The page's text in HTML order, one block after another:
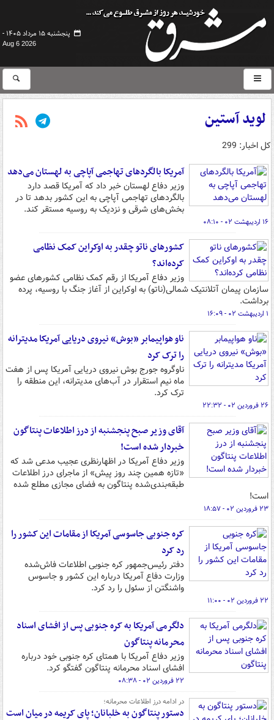
پنجشنبه ۱۵ مرداد ۱۴۰۵ -
Aug 6 2026
لوید آستین
کل اخبار: 299
آمریکا بالگردهای تهاجمی آپاچی به لهستان می‌دهد
وزیر دفاع لهستان خبر داد که آمریکا قصد دارد
بالگردهای تهاجمی آپاچی به این کشور بدهد تا در
بخش‌های شرقی و نزدیک به روسیه مستقر کند.
۱۶ اردیبهشت ۰۲ - ۰۸:۱۰
کشورهای ناتو چقدر به اوکراین کمک نظامی
کرده‌اند؟
وزیر دفاع آمریکا از رقم کمک نظامی کشورهای عضو
سازمان پیمان آتلانتیک شمالی(ناتو) به اوکراین از آغاز جنگ با روسیه، پرده
برداشت.
۱ اردیبهشت ۰۲ - ۱۶:۰۹
ناو هواپیمابر «بوش» نیروی دریایی آمریکا مدیترانه
را ترک کرد
ناوگروه جورج بوش نیروی دریایی آمریکا پس از هفت
ماه نیم استقرار در آب‌های مدیترانه، این منطقه را
ترک کرد.
۲۶ فروردین ۰۲ - ۲۲:۳۲
آقای وزیر صبح پنجشنبه از درز اطلاعات پنتاگون
خبردار شده است!
وزیر دفاع آمریکا در اظهارنظری عجیب مدعی شد که
«تازه همین چند روز پیش» از ماجرای درز اطلاعات
طبقه‌بندی‌شده پنتاگون به فضای مجازی مطلع شده
است!
۲۳ فروردین ۰۲ - ۱۸:۵۷
کره جنوبی جاسوسی آمریکا از مقامات این کشور را
رد کرد
دفتر رئیس‌جمهور کره‌ جنوبی اطلاعات فاش‌شده
وزارت دفاع آمریکا درباره این کشور و جاسوس
واشنگتن از سئول را رد کرد.
۲۲ فروردین ۰۲ - ۱۱:۰۰
دلگرمی آمریکا به کره جنوبی پس از افشای اسناد
محرمانه پنتاگون
وزیر دفاع آمریکا با همتای کره جنوبی خود درباره
افشای اسناد محرمانه پنتاگون گفتگو کرد.
۲۲ فروردین ۰۲ - ۰۸:۳۸
در ادامه درز اطلاعات محرمانه؛
دستور پنتاگون به خلبانان؛ پای کریمه در میان است